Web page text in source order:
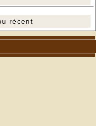
récent